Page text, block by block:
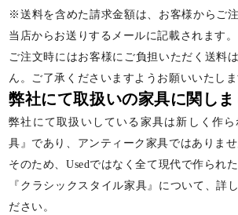
※送料を含めた請求金額は、お客様からご
当店からお送りするメールに記載されます。
ご注文時にはお客様にご負担いただく送料
ん。ご了承くださいますようお願いいたしま
弊社にて取扱いの家具に関しま
弊社にて取扱いしている家具は新しく作
具』であり、アンティーク家具ではありませ
そのため、Usedではなく全て現代で作られ
『クラシックスタイル家具』について、詳
ださい。